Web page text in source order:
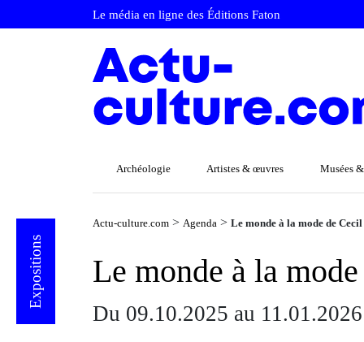
Le média en ligne des Éditions Faton
Archéologie Artistes & œuvres Musées
Actu-culture.com > Agenda > Le monde à la mode de
Expositions Le monde à la
Du 09.10.2025 au 11.01.2026